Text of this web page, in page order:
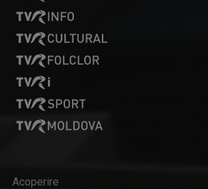
Acoperire